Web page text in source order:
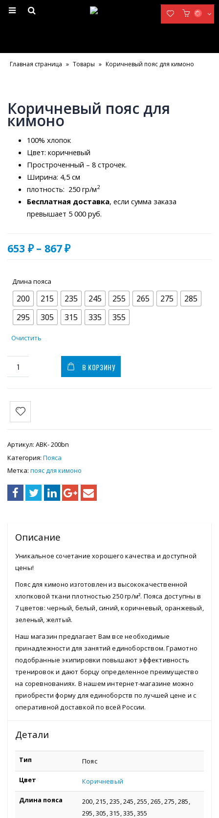
Главная страница » Товары » Коричневый пояс для кимоно
Коричневый пояс для
кимоно
100% хлопок
Цвет: коричневый
Простроченный – 8 строчек.
Ширина: 4,5 см
плотность: 250 гр/м2
Бесплатная доставка, если сумма заказа
превышает 5 000 руб.
653 ₽ – 867₽Диапазон
867.00 ₽
Длина пояса
200 215 235 245 255 265 275
285
295
305 315 335 355
Очистить
В КОРЗИНУ
Артикул: ABK- 200bn
Категория: Пояса
Метка: пояс для кимоно
Описание
Уникальное сочетание хорошего качества и доступной
цены!
Пояс для кимоно изготовлен из высококачественной
хлопковой ткани плотностью 250 гр/м². Пояса доступны в
7 цветов: черный, белый, синий, коричневый, оранжевый,
зеленый, желтый.
Наш магазин предлагает Вам все необходимые
принадлежности для занятий единоборством. Грамотно
подобранные экипировки повышают эффективность
тренировок и дают борцу определенное преимущество
на соревнованиях. В нашем интернет-магазине можно
приобрести форму для единоборств по лучшей цене и с
оперативной доставкой по всей России.
Детали
Тип Пояс
Цвет Коричневый
Длина пояса
200, 215, 235, 245, 255, 265, 275, 285,
295, 305, 315, 335, 355